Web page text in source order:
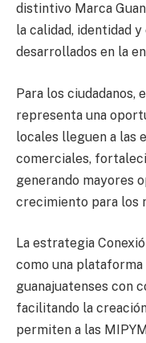
distintivo Marca
la calidad, identidad
desarrollados en la
Para los ciudadanos,
representa una
locales lleguen a las
comerciales,
generando mayores
crecimiento para los
La estrategia
como una plataforma
guanajuatenses con
facilitando la
permiten a las